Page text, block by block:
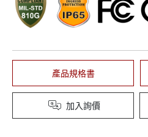
產品規格書
加入詢價